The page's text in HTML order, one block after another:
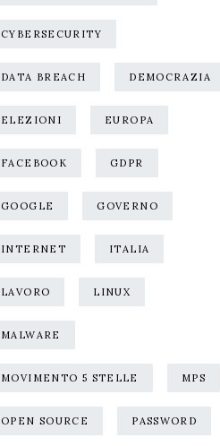
CYBERSECURITY
DATA BREACH DEMOCRAZIA
ELEZIONI EUROPA
FACEBOOK GDPR
GOOGLE GOVERNO
INTERNET ITALIA
LAVORO LINUX
MALWARE
MOVIMENTO 5 STELLE MPS
OPEN SOURCE PASSWORD